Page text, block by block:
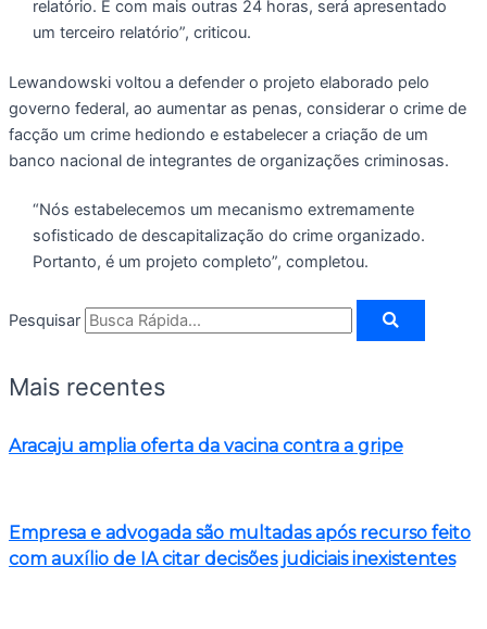
relatório. E com mais outras 24 horas, será apresentado
um terceiro relatório”, criticou.
Lewandowski voltou a defender o projeto elaborado pelo
governo federal, ao aumentar as penas, considerar o crime de
facção um crime hediondo e estabelecer a criação de um
banco nacional de integrantes de organizações criminosas.
“Nós estabelecemos um mecanismo extremamente
sofisticado de descapitalização do crime organizado.
Portanto, é um projeto completo”, completou.
Pesquisar
Mais recentes
Aracaju amplia oferta da vacina contra a gripe
Empresa e advogada são multadas após recurso feito
com auxílio de IA citar decisões judiciais inexistentes